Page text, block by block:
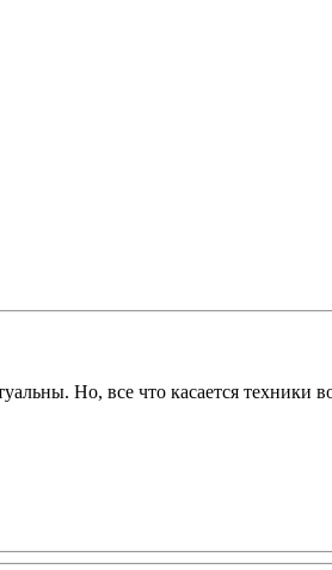
Но, все что касается